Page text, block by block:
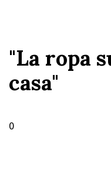
"La ropa
casa"
0